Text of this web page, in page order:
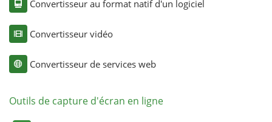
Convertisseur au format natif d'un logiciel
Convertisseur vidéo
Convertisseur de services web
Outils de capture d'écran en ligne